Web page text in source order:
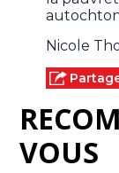
Nicole
VOUS